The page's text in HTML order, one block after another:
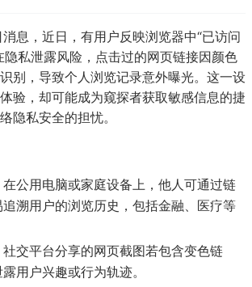
息，近日，有用户反映浏览器中“已访问
隐私泄露风险，点击过的网页链接因颜色
别，导致个人浏览记录意外曝光。这一设
验，却可能成为窥探者获取敏感信息的捷
隐私安全的担忧。
公用电脑或家庭设备上，他人可通过链
溯用户的浏览历史，包括金融、医疗等
交平台分享的网页截图若包含变色链
用户兴趣或行为轨迹。
色功能隐私风险警